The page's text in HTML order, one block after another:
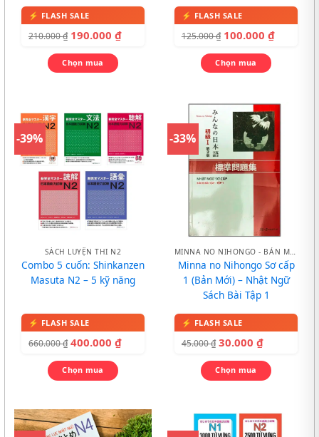
210.000₫ 190.000 ₫
Chọn mua
125.000₫ 100.000 ₫
Chọn mua
-39%
SÁCH LUYỆN THI N2
Combo 5 cuốn: Shinkanzen
Masuta N2 – 5 kỹ năng
660.000₫ 400.000 ₫
Chọn mua
-33%
Minna no Nihongo Sơ cấp
1 (Bản Mới) – Nhật Ngữ
Sách Bài Tập 1
45.000₫ 30.000 ₫
Chọn mua